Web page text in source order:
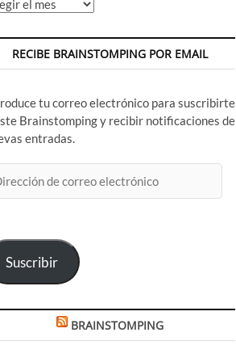
RECIBE BRAINSTOMPING POR EMAIL
tu correo electrónico para suscribirte
Brainstomping y recibir notificaciones de
entradas.
Suscribir
BRAINSTOMPING